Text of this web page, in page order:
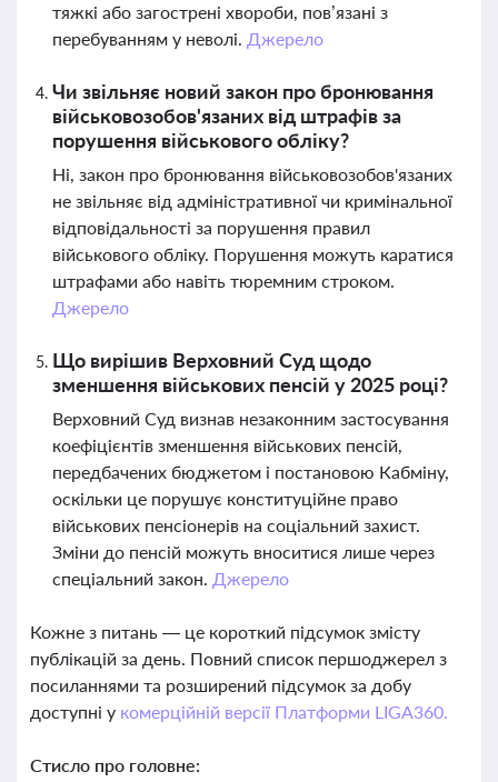
тяжкі або загострені хвороби, пов’язані з
перебуванням у неволі. Джерело
Чи звільняє новий закон про бронювання
військовозобов'язаних від штрафів за
порушення військового обліку?
Ні, закон про бронювання військовозобов'язаних
не звільняє від адміністративної чи кримінальної
відповідальності за порушення правил
військового обліку. Порушення можуть каратися
штрафами або навіть тюремним строком.
Джерело
Що вирішив Верховний Суд щодо
зменшення військових пенсій у 2025 році?
Верховний Суд визнав незаконним застосування
коефіцієнтів зменшення військових пенсій,
передбачених бюджетом і постановою Кабміну,
оскільки це порушує конституційне право
військових пенсіонерів на соціальний захист.
Зміни до пенсій можуть вноситися лише через
спеціальний закон. Джерело
Кожне з питань — це короткий підсумок змісту
публікацій за день. Повний список першоджерел з
посиланнями та розширений підсумок за добу
доступні у комерційній версії Платформи LIGA360.
Стисло про головне: